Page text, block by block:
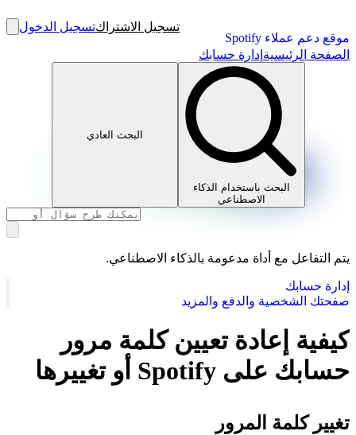
موقع دعم عملاء Spotify
تسجيل الاشتراكتسجيل الدخول
الصفحة الرئيسية إدارة حسابك
البحث باستخدام الذكاء
الاصطناعي
البحث العادي
يتم التفاعل مع أداة مدعومة بالذكاء الاصطناعي.
إدارة حسابك
صفحتك الشخصية والدفع والمزيد
كيفية إعادة تعيين كلمة مرور
حسابك على Spotify أو تغييرها
تغيير كلمة المرور